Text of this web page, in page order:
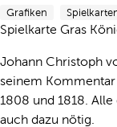
Grafiken
Spielkarte Gras
Johann Christoph
seinem
1808 und 1818.
auch dazu nötig.